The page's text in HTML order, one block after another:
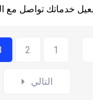
خدماتك تواصل مع
1
2
التالي